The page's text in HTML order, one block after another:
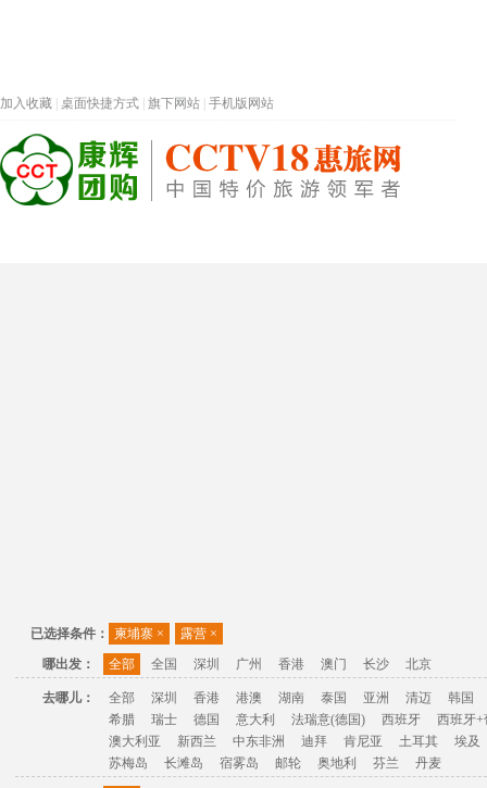
加入收藏 桌面快捷方式 旗下网站 手机版网站
已选择条件： 柬埔寨 × 露营 ×
哪出发：
全部 全国 深圳 广州 香港 澳门 长沙 北京
去哪儿： 全部 深圳 香港 港澳 湖南 泰国 亚洲 清迈
韩国
希腊
瑞士 德国 意大利 法瑞意(德国) 西班牙
西班牙+
澳大利亚
新西兰 中东非洲 迪拜 肯尼亚 土耳其
埃及
苏梅岛
长滩岛 宿雾岛 邮轮 奥地利 芬兰 丹麦